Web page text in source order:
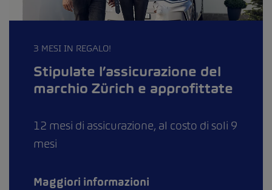
3 MESI IN REGALO!
Stipulate l’assicurazione del
marchio Zürich e approfittate
12 mesi di assicurazione, al costo di soli 9
mesi
Maggiori informazioni